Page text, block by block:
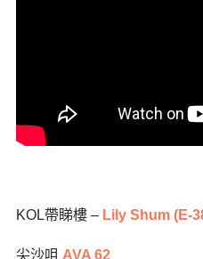
KOL帶睇樓 – Lily Shum (E-
尖沙咀 AVA 62